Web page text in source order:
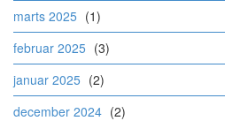
marts 2025 (1)
februar 2025 (3)
januar 2025 (2)
december 2024 (2)